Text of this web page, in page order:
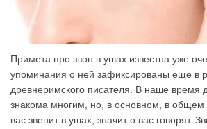
Примета про звон в ушах известна уже
упоминания о ней зафиксированы еще в
древнеримского писателя. В наше время
знакома многим, но, в основном, в общем
вас звенит в ушах, значит о вас говорят.